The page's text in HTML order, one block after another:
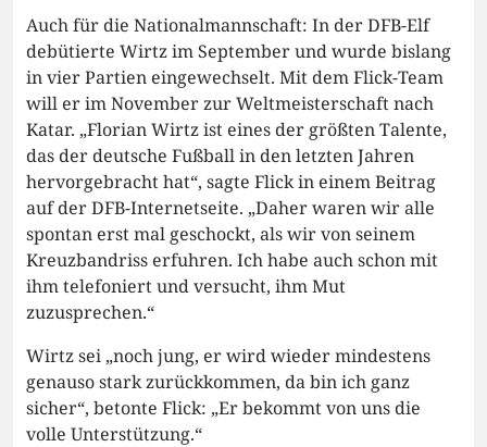
Auch für die Nationalmannschaft: In der DFB-Elf
debütierte Wirtz im September und wurde bislang
in vier Partien eingewechselt. Mit dem Flick-Team
will er im November zur Weltmeisterschaft nach
Katar. „Florian Wirtz ist eines der größten Talente,
das der deutsche Fußball in den letzten Jahren
hervorgebracht hat“, sagte Flick in einem Beitrag
auf der DFB-Internetseite. „Daher waren wir alle
spontan erst mal geschockt, als wir von seinem
Kreuzbandriss erfuhren. Ich habe auch schon mit
ihm telefoniert und versucht, ihm Mut
zuzusprechen.“
Wirtz sei „noch jung, er wird wieder mindestens
genauso stark zurückkommen, da bin ich ganz
sicher“, betonte Flick: „Er bekommt von uns die
volle Unterstützung.“